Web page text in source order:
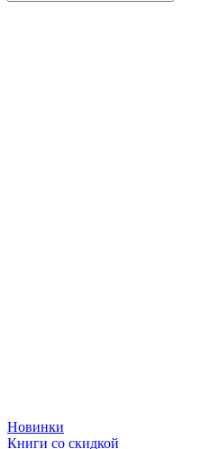
Новинки
Книги со скидкой